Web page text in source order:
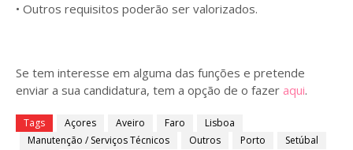
• Outros requisitos poderão ser valorizados.
Se tem interesse em alguma das funções e pretende
enviar a sua candidatura, tem a opção de o fazer aqui.
Tags Açores Aveiro Faro
Lisboa
Manutenção / Serviços Técnicos
Outros Porto
Setúbal